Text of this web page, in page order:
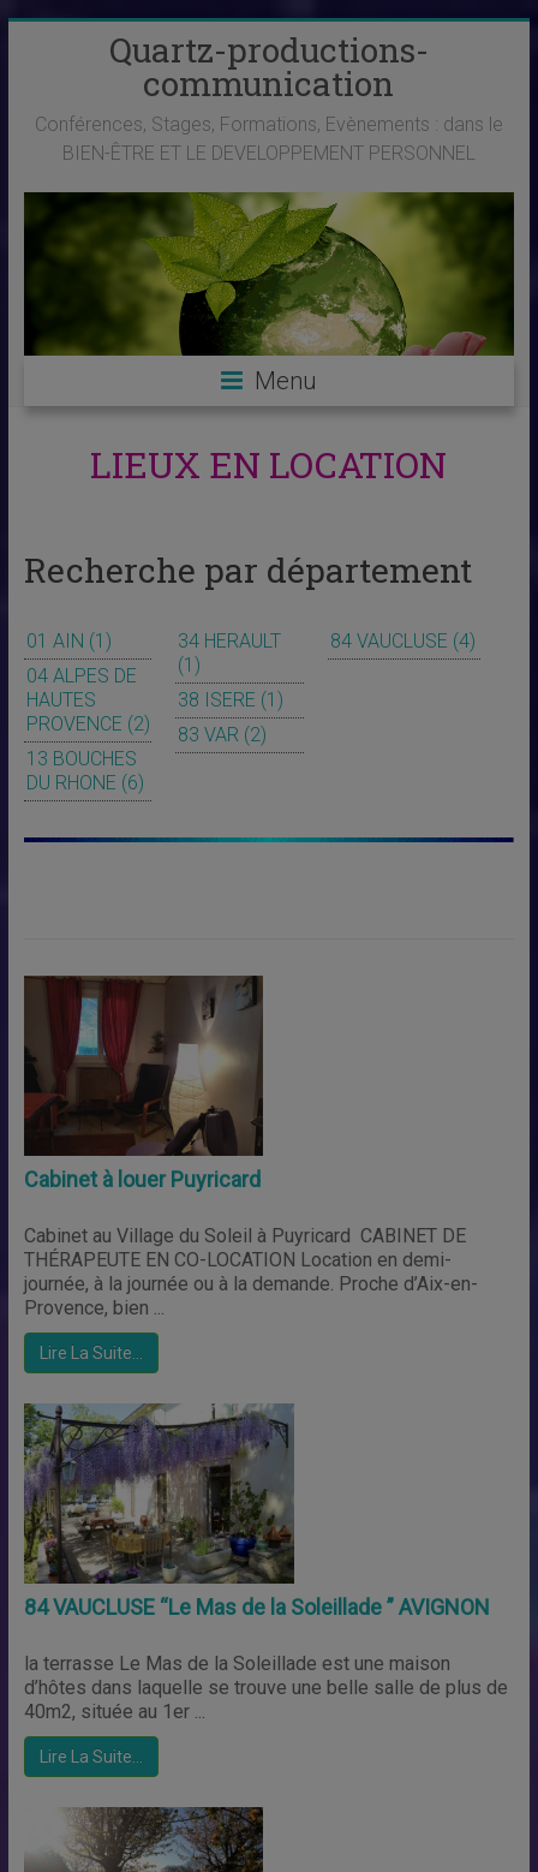
Quartz-productions-
communication
Conférences, Stages, Formations, Evènements : dans le
BIEN-ÊTRE ET LE DEVELOPPEMENT PERSONNEL
Menu
LIEUX EN LOCATION
Recherche par département
01 AIN (1)
04 ALPES DE
HAUTES
PROVENCE (2)
13 BOUCHES
DU RHONE (6)
34 HERAULT
(1)
38 ISERE (1)
83 VAR (2)
84 VAUCLUSE (4)
Cabinet à louer Puyricard
Cabinet au Village du Soleil à Puyricard CABINET DE
THÉRAPEUTE EN CO-LOCATION Location en demi-
journée, à la journée ou à la demande. Proche d’Aix-en-
Provence, bien ...
Lire La Suite…
84 VAUCLUSE “Le Mas de la Soleillade ” AVIGNON
la terrasse Le Mas de la Soleillade est une maison
d’hôtes dans laquelle se trouve une belle salle de plus de
40m2, située au 1er ...
Lire La Suite…